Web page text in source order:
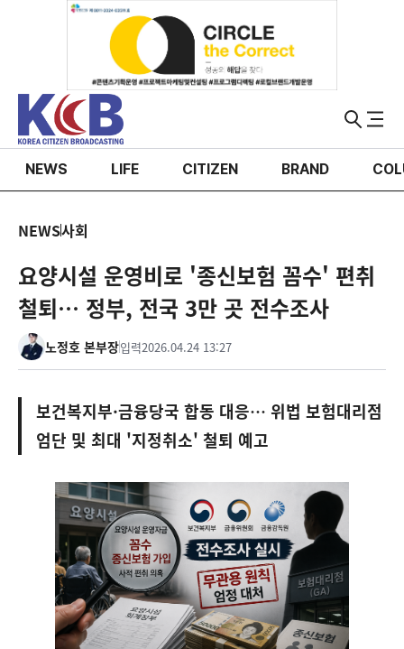
NEWS LIFE CITIZEN BRAND
NEWS사회
요양시설 운영비로 '종신보험 꼼수' 편취
철퇴… 정부, 전국 3만 곳 전수조사
노정호 본부장입력2026.04.24 13:27
보건복지부·금융당국 합동 대응… 위법 보험대리점
엄단 및 최대 '지정취소' 철퇴 예고